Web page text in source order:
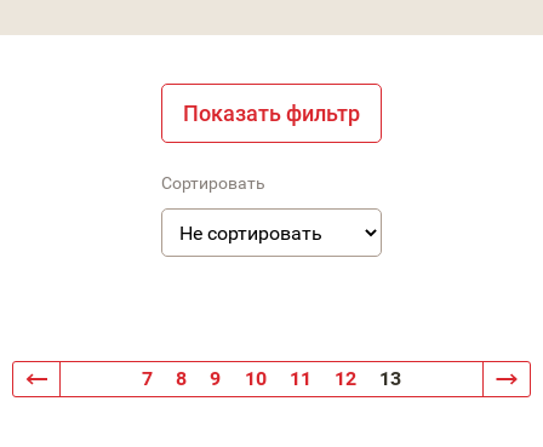
7 8 9 10 11 12 13
Показать фильтр
Сортировать